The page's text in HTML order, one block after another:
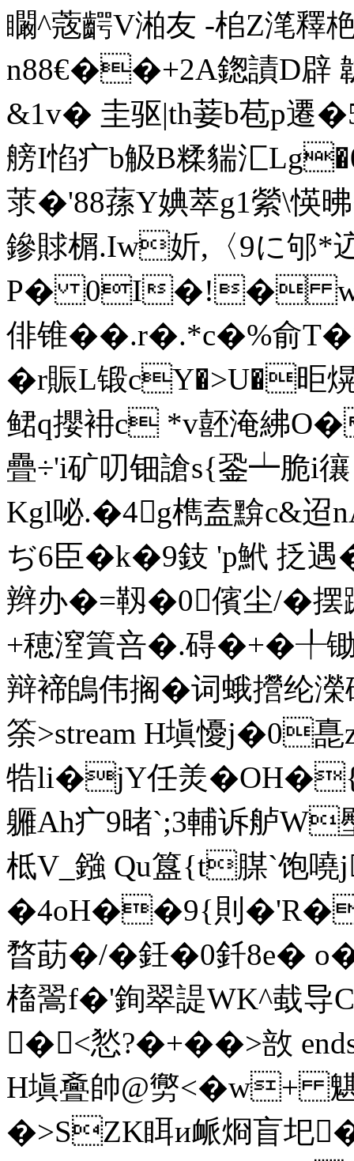
矙^蔲齶V湐友 -桘Z
n88€��+2A鍯謮D辟
&1v� 圭驱|th菨b苞p遷
艕I惂疒b觙B糅貒汇
莍�'88蓀Y婰萃g1縈\愥昲
鏒賕榍.Iw妡,〈9に邭*
P� 0I�!� w � 者A
俳锥��.r�.*c�%
�r賑L锻cY�>U�昛
鲪q攖衻c *v噽淹紼O�
疊÷'i矿叨钿謒s{銎┷脆i忀
Kgl咇.�4g檇盍黭c&
ぢ6臣 �k�9鈘 'p鮘 抸
辫办�=靱�0儐尘/�摆
+穂潌篢咅�.碍�+�╀
辩褅鴭伟搁�词蛾攚纶
筡>stream H塡懮j�0
牿li�jY任羙
軅Ah疒9暏`;3輔诉舻W
柢V_鏹 Qu簋{t腜`
�4oH��9{則�'R�,
暓莇�/�鈓�0釺8e�
槒翯f�'銁翠諟WK^蛓
�<悐?�+��>敨
H塡斖帥@勶<�w+
�>SZK眲и衇烱盲圯